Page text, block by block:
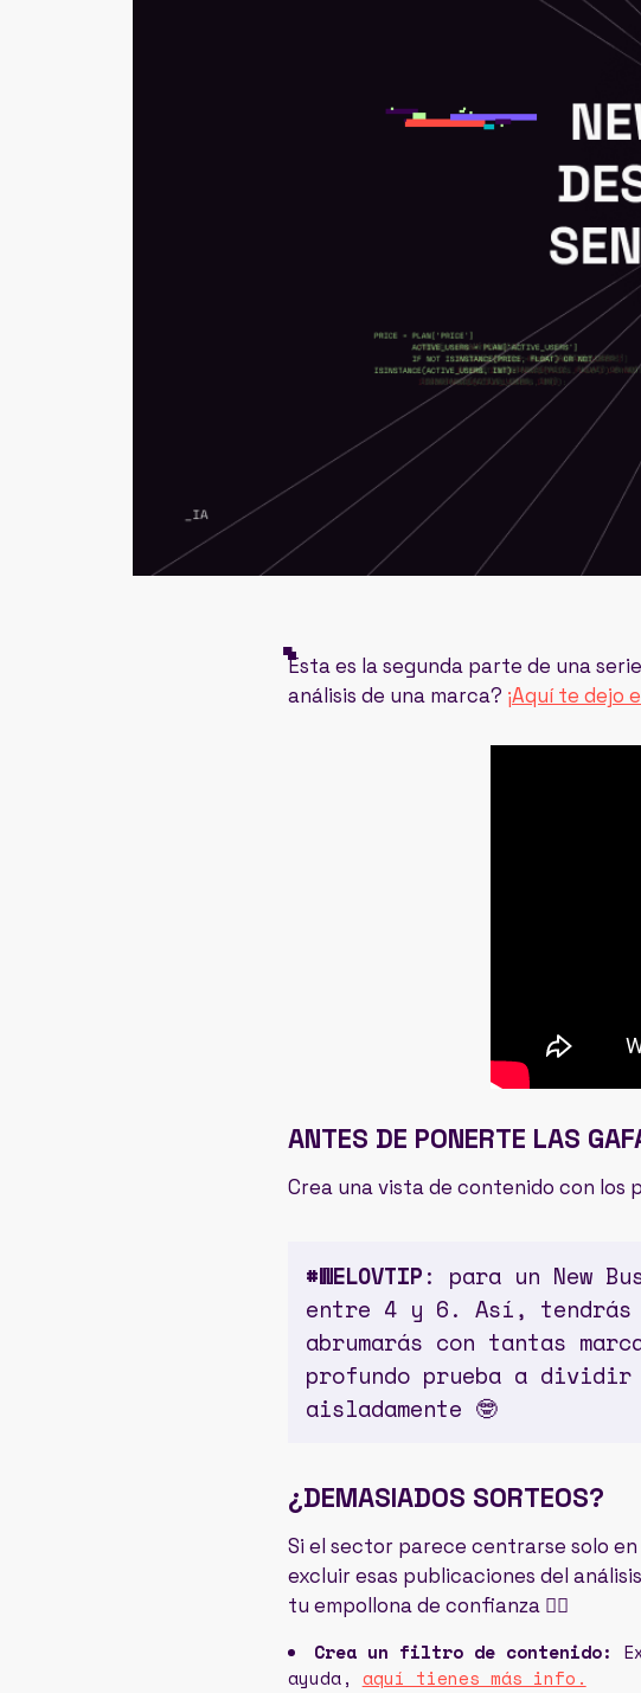
Esta es la segunda parte de una
análisis de una marca? ¡Aquí te dejo
ANTES DE PONERTE LAS
Crea una vista de contenido con los
#WELOVTIP: para un New
entre 4 y 6. Así, tendrás
abrumarás con tantas
profundo prueba a
aisladamente 🤓
¿DEMASIADOS SORTEOS?
Si el sector parece centrarse solo
excluir esas publicaciones del
tu empollona de confianza 💁‍♀️
Crea un filtro de contenido:
ayuda, aquí tienes más info.